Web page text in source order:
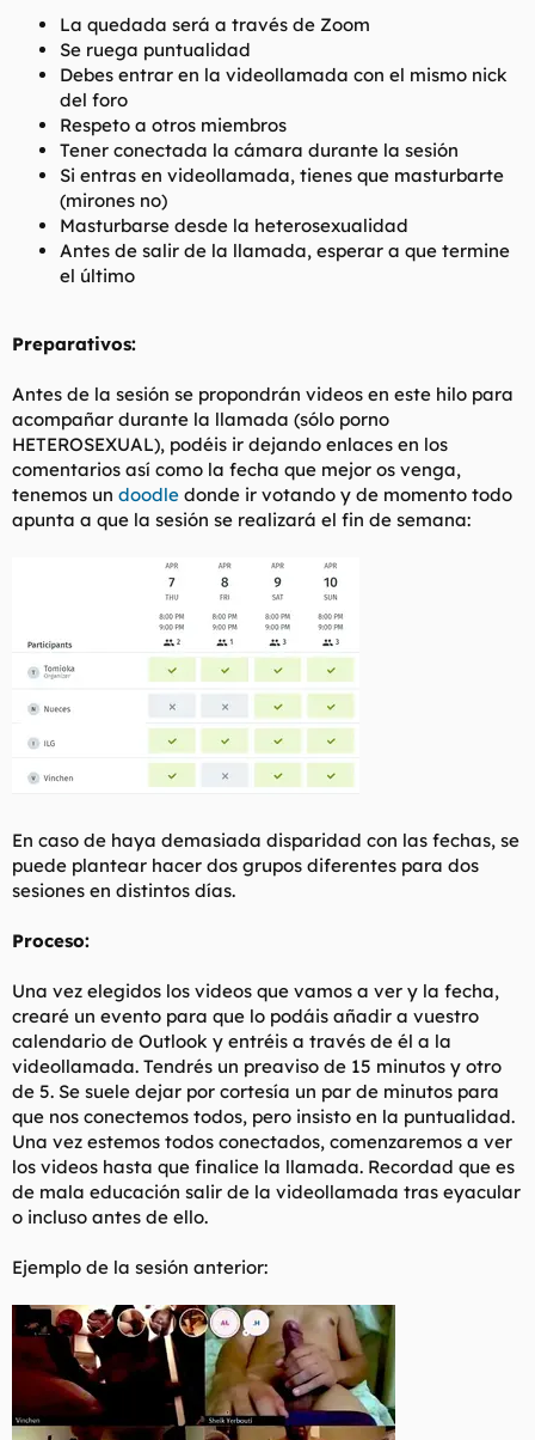
La quedada será a través de Zoom
Se ruega puntualidad
Debes entrar en la videollamada con el mismo nick
del foro
Respeto a otros miembros
Tener conectada la cámara durante la sesión
Si entras en videollamada, tienes que masturbarte
(mirones no)
Masturbarse desde la heterosexualidad
Antes de salir de la llamada, esperar a que termine
el último
Preparativos:
Antes de la sesión se propondrán videos en este hilo para
acompañar durante la llamada (sólo porno
HETEROSEXUAL), podéis ir dejando enlaces en los
comentarios así como la fecha que mejor os venga,
tenemos un doodle donde ir votando y de momento todo
apunta a que la sesión se realizará el fin de semana:
En caso de haya demasiada disparidad con las fechas, se
puede plantear hacer dos grupos diferentes para dos
sesiones en distintos días.
Proceso:
Una vez elegidos los videos que vamos a ver y la fecha,
crearé un evento para que lo podáis añadir a vuestro
calendario de Outlook y entréis a través de él a la
videollamada. Tendrés un preaviso de 15 minutos y otro
de 5. Se suele dejar por cortesía un par de minutos para
que nos conectemos todos, pero insisto en la puntualidad.
Una vez estemos todos conectados, comenzaremos a ver
los videos hasta que finalice la llamada. Recordad que es
de mala educación salir de la videollamada tras eyacular
o incluso antes de ello.
Ejemplo de la sesión anterior: